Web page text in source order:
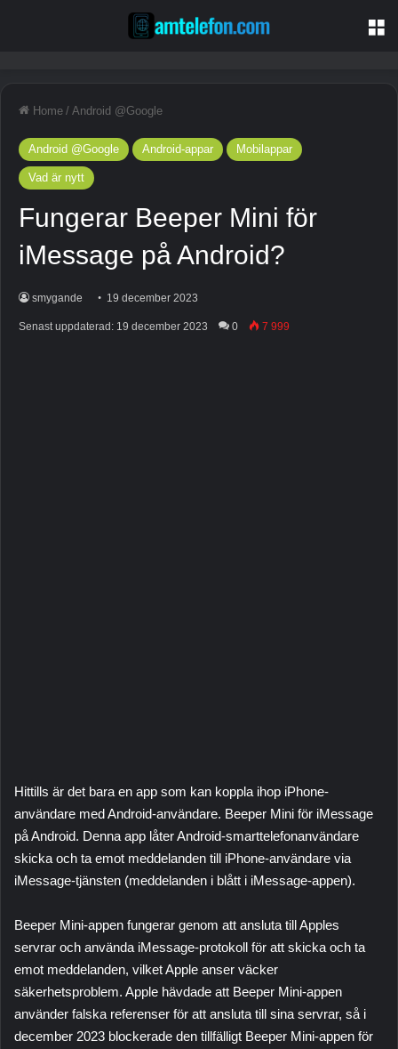
Home / Android @Google
Android @Google Android-appar Mobilappar
Vad är nytt
Fungerar Beeper Mini för
iMessage på Android?
smygande 19 december 2023
Senast uppdaterad: 19 december 2023 0 7 999
Hittills är det bara en app som kan koppla ihop iPhone-
användare med Android-användare. Beeper Mini för iMessage
på Android. Denna app låter Android-smarttelefonanvändare
skicka och ta emot meddelanden till iPhone-användare via
iMessage-tjänsten (meddelanden i blått i iMessage-appen).
Beeper Mini-appen fungerar genom att ansluta till Apples
servrar och använda iMessage-protokoll för att skicka och ta
emot meddelanden, vilket Apple anser väcker
säkerhetsproblem. Apple hävdade att Beeper Mini-appen
använder falska referenser för att ansluta till sina servrar, så i
december 2023 blockerade den tillfälligt Beeper Mini-appen för